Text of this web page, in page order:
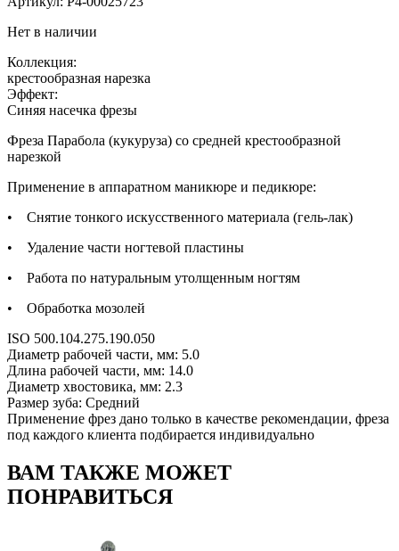
Нет в наличии
Коллекция:
крестообразная нарезка
Эффект:
Cиняя насечка фрезы
Фреза Парабола (кукуруза) со средней крестообразной
нарезкой
Применение в аппаратном маникюре и педикюре:
• Снятие тонкого искусственного материала (гель-лак)
• Удаление части ногтевой пластины
• Работа по натуральным утолщенным ногтям
• Обработка мозолей
ISO 500.104.275.190.050
Диаметр рабочей части, мм: 5.0
Длина рабочей части, мм: 14.0
Диаметр хвостовика, мм: 2.3
Размер зуба: Средний
Применение фрез дано только в качестве рекомендации, фреза
под каждого клиента подбирается индивидуально
ВАМ ТАКЖЕ МОЖЕТ
ПОНРАВИТЬСЯ